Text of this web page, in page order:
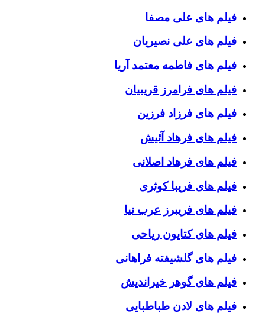
فیلم های علی مصفا
فیلم های علی نصیریان
فیلم های فاطمه معتمد آریا
فیلم های فرامرز قریبیان
فیلم های فرزاد فرزین
فیلم های فرهاد آئیش
فیلم های فرهاد اصلانی
فیلم های فریبا کوثری
فیلم های فریبرز عرب نیا
فیلم های کتایون ریاحی
فیلم های گلشیفته فراهانی
فیلم های گوهر خیراندیش
فیلم های لادن طباطبایی